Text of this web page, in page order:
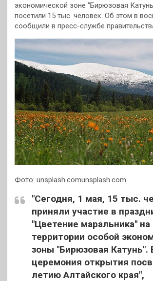
экономической зоне "Бирюзовая
посетили 15 тыс. человек. Об этом в
сообщили в пресс-службе
Фото: unsplash.comunsplash.com
"Сегодня, 1 мая, 15 тыс.
приняли участие в
"Цветение маральника" на
территории особой
зоны "Бирюзовая Катунь".
церемония открытия
летию Алтайского края",